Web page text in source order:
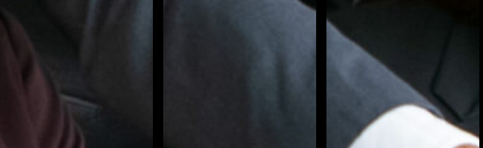
de los sistemas administrativos y financieros de sus empresas